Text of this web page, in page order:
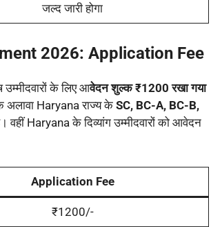
जल्द जारी होगा
2026: Application Fee
के लिए आवेदन शुल्क ₹1200 रखा गया
Haryana राज्य केSC, BC-A, BC-B,
Haryana के दिव्यांग उम्मीदवारों को आवेदन
Application Fee
₹1200/-